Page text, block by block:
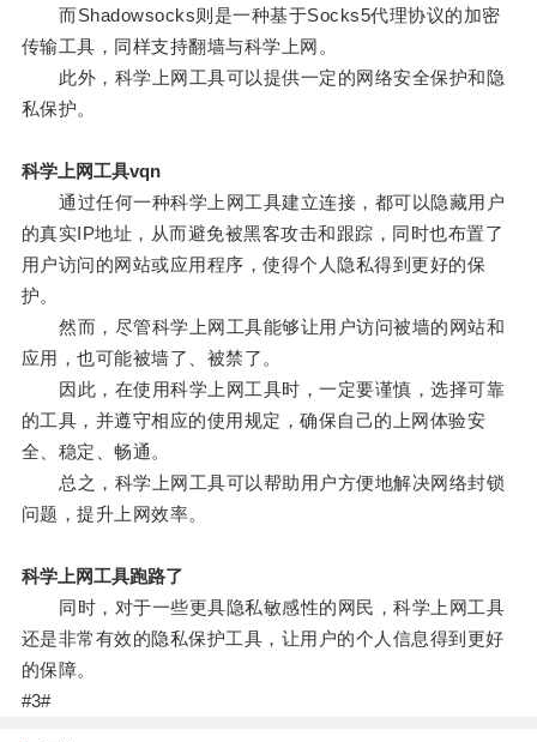
而Shadowsocks则是一种基于Socks5代理协议的加密
传输工具，同样支持翻墙与科学上网。
此外，科学上网工具可以提供一定的网络安全保护和隐
私保护。
科学上网工具vqn
通过任何一种科学上网工具建立连接，都可以隐藏用户
的真实IP地址，从而避免被黑客攻击和跟踪，同时也布置了
用户访问的网站或应用程序，使得个人隐私得到更好的保
护。
然而，尽管科学上网工具能够让用户访问被墙的网站和
应用，也可能被墙了、被禁了。
因此，在使用科学上网工具时，一定要谨慎，选择可靠
的工具，并遵守相应的使用规定，确保自己的上网体验安
全、稳定、畅通。
总之，科学上网工具可以帮助用户方便地解决网络封锁
问题，提升上网效率。
科学上网工具跑路了
同时，对于一些更具隐私敏感性的网民，科学上网工具
还是非常有效的隐私保护工具，让用户的个人信息得到更好
的保障。
#3#